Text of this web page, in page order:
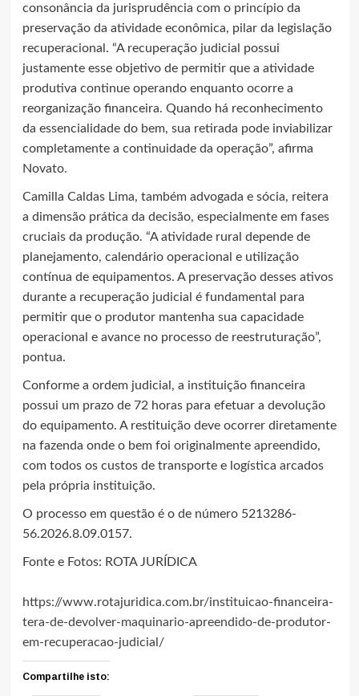
consonância da jurisprudência com o princípio da
preservação da atividade econômica, pilar da legislação
recuperacional. “A recuperação judicial possui
justamente esse objetivo de permitir que a atividade
produtiva continue operando enquanto ocorre a
reorganização financeira. Quando há reconhecimento
da essencialidade do bem, sua retirada pode inviabilizar
completamente a continuidade da operação”, afirma
Novato.
Camilla Caldas Lima, também advogada e sócia, reitera
a dimensão prática da decisão, especialmente em fases
cruciais da produção. “A atividade rural depende de
planejamento, calendário operacional e utilização
contínua de equipamentos. A preservação desses ativos
durante a recuperação judicial é fundamental para
permitir que o produtor mantenha sua capacidade
operacional e avance no processo de reestruturação”,
pontua.
Conforme a ordem judicial, a instituição financeira
possui um prazo de 72 horas para efetuar a devolução
do equipamento. A restituição deve ocorrer diretamente
na fazenda onde o bem foi originalmente apreendido,
com todos os custos de transporte e logística arcados
pela própria instituição.
O processo em questão é o de número 5213286-
56.2026.8.09.0157.
Fonte e Fotos: ROTA JURÍDICA
https://www.rotajuridica.com.br/instituicao-financeira-
tera-de-devolver-maquinario-apreendido-de-produtor-
em-recuperacao-judicial/
Compartilhe isto: